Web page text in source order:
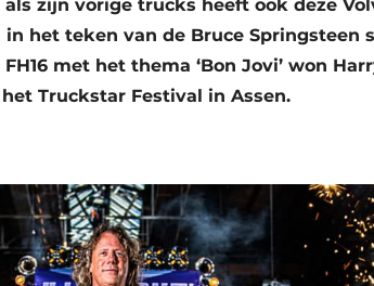
zijn vorige trucks heeft ook deze
het teken van de Bruce Springsteen
met het thema ‘Bon Jovi’ won
Truckstar Festival in Assen.